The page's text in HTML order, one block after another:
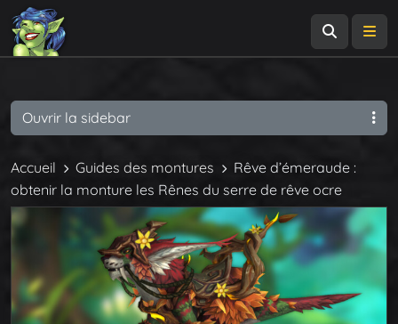
Accueil Guides des montures
Rêve d’émeraude :
obtenir la monture les Rênes du serre de rêve ocre
Ouvrir la sidebar